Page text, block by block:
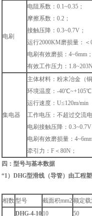
电刷
电阻系数：0.1~0.35；
摩擦系数：0.2；
接触压降：0.3~0.7V；
运行2000KM磨损量：＜
电刷有效磨损：4~6mm
有效工作压力：
集电器
主体材料：粉末冶金（
环境温度：-40℃~+105℃
运行速度：U≤120m/min
工作电压：不超过交流
电刷接触压降：0.3~0.7V
电刷有效磨损量：
牵引力：F＜80N；
四：型号与基本数据
“1）DHG型滑线（导管）由工程
相数 型号 截面积mm2额定
DHG-4-10 10
50